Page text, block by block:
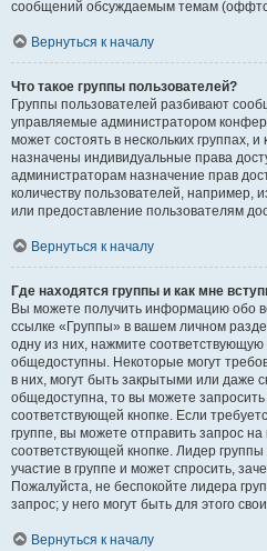
сообщений обсуждаемым темам
Вернуться к началу
Что такое группы пользователей?
Группы пользователей разбивают
управляемые администратором
может состоять в нескольких группах,
назначены индивидуальные права
администраторам назначение прав
количеству пользователей, например,
или предоставление пользователям
Вернуться к началу
Где находятся группы и как мне
Вы можете получить информацию обо
ссылке «Группы» в вашем личном
одну из них, нажмите соответствующую
общедоступны. Некоторые могут
в них, могут быть закрытыми или даже
общедоступна, то вы можете
соответствующей кнопке. Если
группе, вы можете отправить запрос
соответствующей кнопке. Лидер
участие в группе и может спросить,
Пожалуйста, не беспокойте лидера
запрос; у него могут быть для этого
Вернуться к началу